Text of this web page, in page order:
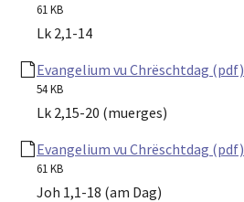
61 KB
Lk 2,1-14
Evangelium vu Chrëschtdag (pdf)
54 KB
Lk 2,15-20 (muerges)
Evangelium vu Chrëschtdag (pdf)
61 KB
Joh 1,1-18 (am Dag)